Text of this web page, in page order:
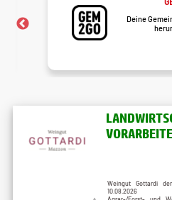
Deine Gemeinde-App
herunterladen!
Weingut Gottardi der
10.08.2026